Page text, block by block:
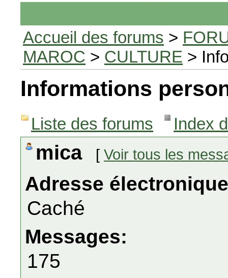
Accueil des forums >
MAROC > CULTURE >
Informations
Liste des forums Index
mica [ Voir tous les
Adresse
Caché
Messages:
175